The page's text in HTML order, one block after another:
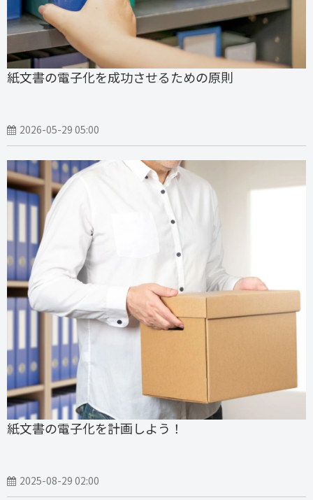
紙文書の電子化を成功させるための原則
2026-05-29 05:00
紙文書の電子化を計画しよう！
2025-08-29 02:00